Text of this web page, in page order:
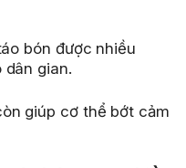
bón được nhiều
gian.
giúp cơ thể bớt cảm